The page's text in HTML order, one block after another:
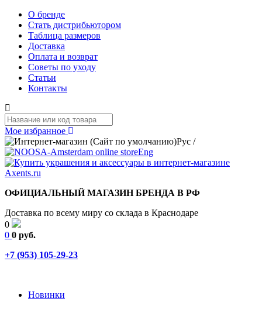
О бренде
Стать дистрибьютором
Таблица размеров
Доставка
Оплата и возврат
Советы по уходу
Статьи
Контакты
Мое избранное
Рус /
Eng
ОФИЦИАЛЬНЫЙ МАГАЗИН БРЕНДА В РФ
Доставка по всему миру со склада в Краснодаре
0
0 0 руб.
+7 (953) 105-29-23
Новинки